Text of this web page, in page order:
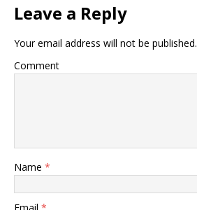
Leave a Reply
Your email address will not be published.
Comment
Name *